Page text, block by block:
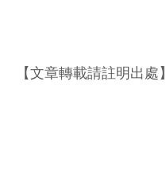
【文章轉載請註明出處】